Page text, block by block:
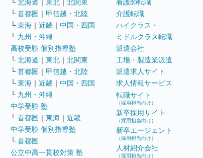
└ 北海道 ｜ 東北 ｜ 北関東
└ 首都圏 ｜ 甲信越・北陸
└ 東海 ｜ 近畿 ｜ 中国・四国
└ 九州・沖縄
高校受験 個別指導塾
└ 北海道 ｜ 東北 ｜ 北関東
└ 首都圏 ｜ 甲信越・北陸
└ 東海 ｜ 近畿 ｜ 中国・四国
└ 九州・沖縄
中学受験 塾
└ 首都圏 ｜ 東海 ｜ 近畿
中学受験 個別指導塾
└ 首都圏
公立中高一貫校対策 塾
看護師転職
介護転職
ハイクラス・
ミドルクラス転職
派遣会社
工場・製造業派遣
派遣求人サイト
求人情報サービス
転職サイト
（採用担当向け）
新卒採用サイト
（採用担当向け）
新卒エージェント
（採用担当向け）
人材紹介会社
（採用担当向け）